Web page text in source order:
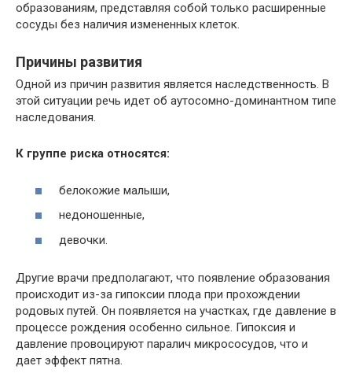
образованиям, представляя собой только расширенные
сосуды без наличия измененных клеток.
Причины развития
Одной из причин развития является наследственность. В
этой ситуации речь идет об аутосомно-доминантном типе
наследования.
К группе риска относятся:
белокожие малыши,
недоношенные,
девочки.
Другие врачи предполагают, что появление образования
происходит из-за гипоксии плода при прохождении
родовых путей. Он появляется на участках, где давление в
процессе рождения особенно сильное. Гипоксия и
давление провоцируют паралич микрососудов, что и
дает эффект пятна.